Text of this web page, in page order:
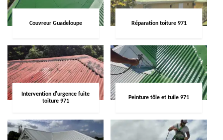
Couvreur Guadeloupe Réparation toiture 971
Intervention d'urgence fuite
toiture 971
Peinture tôle et tuile 971